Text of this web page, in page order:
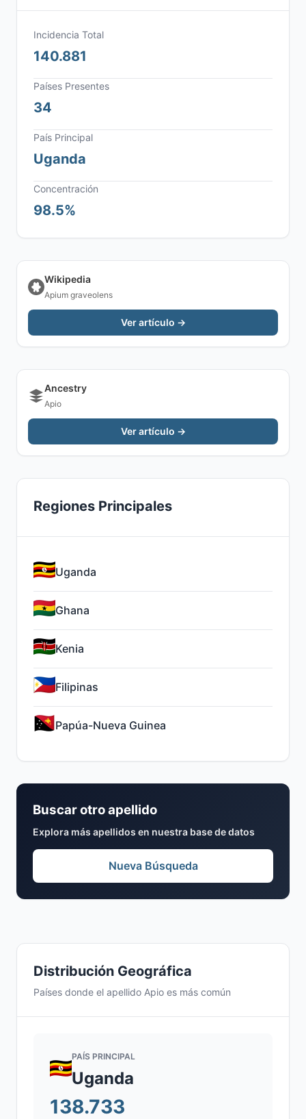
Distribución Geográfica
Países donde el apellido Apio es más común
PAÍS PRINCIPAL
Uganda
138.733
Incidencia Total
140.881
Países Presentes
34
País Principal
Uganda
Concentración
98.5%
Wikipedia
Apium graveolens
Ver artículo →
Ancestry
Apio
Ver artículo →
Regiones Principales
Uganda
Ghana
Kenia
Filipinas
Papúa-Nueva Guinea
Buscar otro apellido
Explora más apellidos en nuestra base de datos
Nueva Búsqueda